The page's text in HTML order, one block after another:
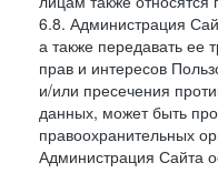
6.8. Администрация
а также передавать ее
прав и интересов
и/или пресечения
данных, может быть
правоохранительных
Администрация Сайта